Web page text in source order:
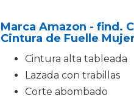
Marca Amazon - find.
Cintura de Fuelle
Cintura alta tableada
Lazada con trabillas
Corte abombado